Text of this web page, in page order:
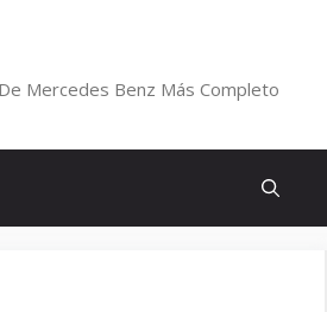
Mercedes Benz Más Completo